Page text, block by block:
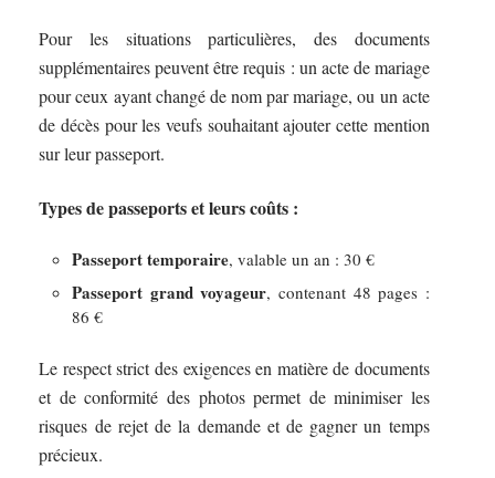
Pour les situations particulières, des documents
supplémentaires peuvent être requis : un acte de mariage
pour ceux ayant changé de nom par mariage, ou un acte
de décès pour les veufs souhaitant ajouter cette mention
sur leur passeport.
Types de passeports et leurs coûts :
Passeport temporaire, valable un an : 30 €
Passeport grand voyageur, contenant 48 pages :
86 €
Le respect strict des exigences en matière de documents
et de conformité des photos permet de minimiser les
risques de rejet de la demande et de gagner un temps
précieux.